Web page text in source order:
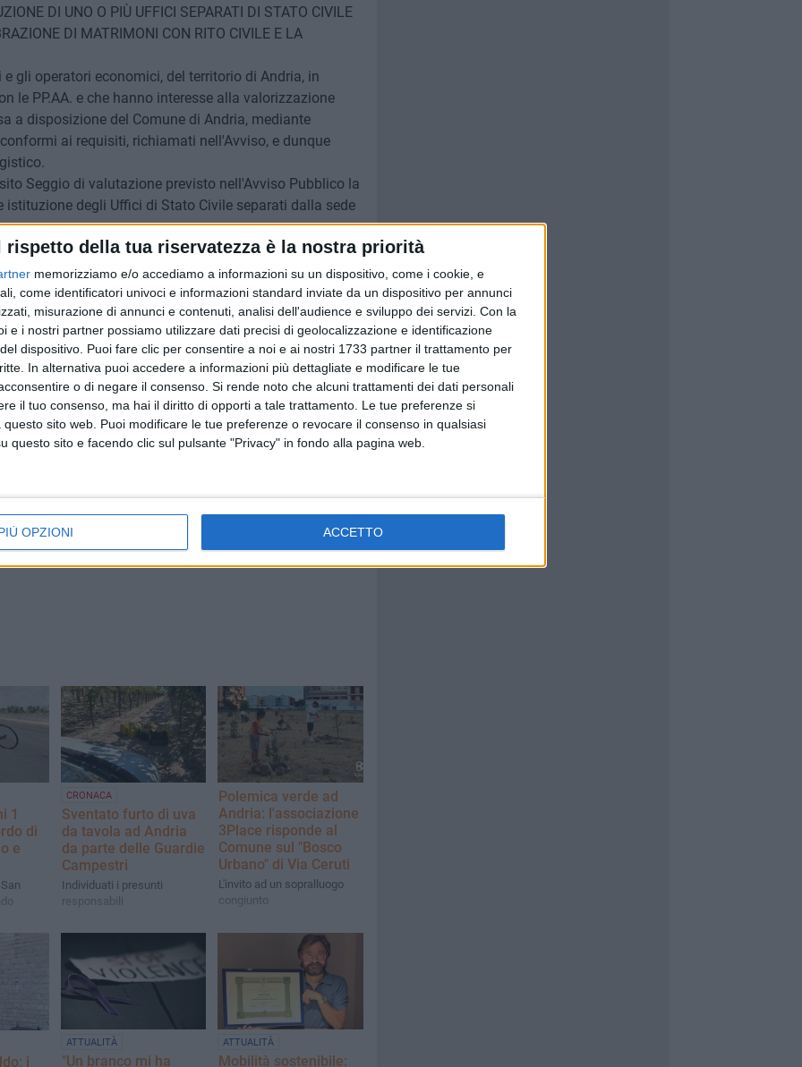
rispetto della tua riservatezza è la nostra priorità
memorizziamo e/o accediamo a informazioni su un dispositivo, come i cookie, e
come identificatori univoci e informazioni standard inviate da un dispositivo per annunci
misurazione di annunci e contenuti, analisi dell'audience e sviluppo dei servizi. Con la
e i nostri partner possiamo utilizzare dati precisi di geolocalizzazione e identificazione
dispositivo. Puoi fare clic per consentire a noi e ai nostri 1733 partner il trattamento per
In alternativa puoi accedere a informazioni più dettagliate e modificare le tue
o di negare il consenso. Si rende noto che alcuni trattamenti dei dati personali
il tuo consenso, ma hai il diritto di opporti a tale trattamento. Le tue preferenze si
sito web. Puoi modificare le tue preferenze o revocare il consenso in qualsiasi
questo sito e facendo clic sul pulsante "Privacy" in fondo alla pagina web.
OPZIONI ACCETTO
DI UNO O PIÙ UFFICI SEPARATI DI STATO CIVILE
DI MATRIMONI CON RITO CIVILE E LA
gli operatori economici, del territorio di Andria, in
le PP.AA. e che hanno interesse alla valorizzazione
a disposizione del Comune di Andria, mediante
ai requisiti, richiamati nell'Avviso, e dunque
Seggio di valutazione previsto nell'Avviso Pubblico la
degli Uffici di Stato Civile separati dalla sede
potranno essere presentate, secondo lo schema in
2025.
Bafunno – Funzionario Servizi Demografici.
del
7 AGOSTO 2026
Si potenzia la dotazione
1
di
e
CRONACA
Sventato furto di uva
da tavola ad Andria
da parte delle Guardie
Campestri
Individuati i presunti
responsabili
Polemica verde ad
Andria: l'associazione
3Place risponde al
Comune sul "Bosco
Urbano" di Via Ceruti
L'invito ad un sopralluogo
congiunto
i
ATTUALITÀ
"Un branco mi ha
ATTUALITÀ
Mobilità sostenibile: